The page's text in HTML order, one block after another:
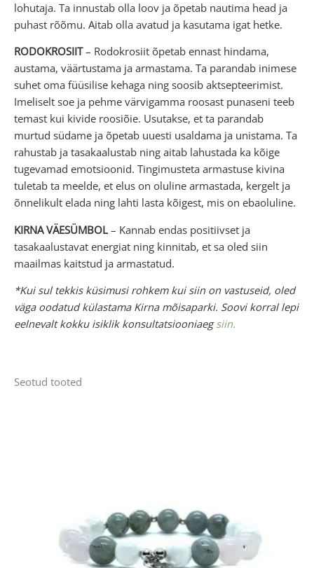
lohutaja. Ta innustab olla loov ja õpetab nautima head ja
puhast rõõmu. Aitab olla avatud ja kasutama igat hetke.
RODOKROSIIT– Rodokrosiit õpetab ennast hindama,
austama, väärtustama ja armastama. Ta parandab inimese
suhet oma füüsilise kehaga ning soosib aktsepteerimist.
Imeliselt soe ja pehme värvigamma roosast punaseni teeb
temast kui kivide roosiõie. Usutakse, et ta parandab
murtud südame ja õpetab uuesti usaldama ja unistama. Ta
rahustab ja tasakaalustab ning aitab lahustada ka kõige
tugevamad emotsioonid. Tingimusteta armastuse kivina
tuletab ta meelde, et elus on oluline armastada, kergelt ja
õnnelikult elada ning lahti lasta kõigest, mis on ebaoluline.
KIRNA VÄESÜMBOL – Kannab endas positiivset ja
tasakaalustavat energiat ning kinnitab, et sa oled siin
maailmas kaitstud ja armastatud.
*Kui sul tekkis küsimusi rohkem kui siin on vastuseid, oled
väga oodatud külastama Kirna mõisaparki. Soovi korral lepi
eelnevalt kokku isiklik konsultatsiooniaeg siin.
Seotud tooted
teha
tootelehel.